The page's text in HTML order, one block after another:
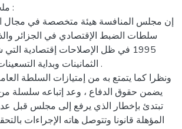
إن مجلس المنافسة هيئة متخصصة في مجال
سلطات الضبط الإقتصادي في الجزائر
1995 في ظل الإصلاحات إقتصادية التي
الثمانينات وبداية
ونظرا كما يتمتع به من إمتيازات السلطة
يضمن حقوق الدفاع ، وعد إتباعه سلسلة من
تبتدئ بإخطار الذي يرفع إلى مجلس قبل
المؤهلة قانونا وتتوصل هاته الإجراءات